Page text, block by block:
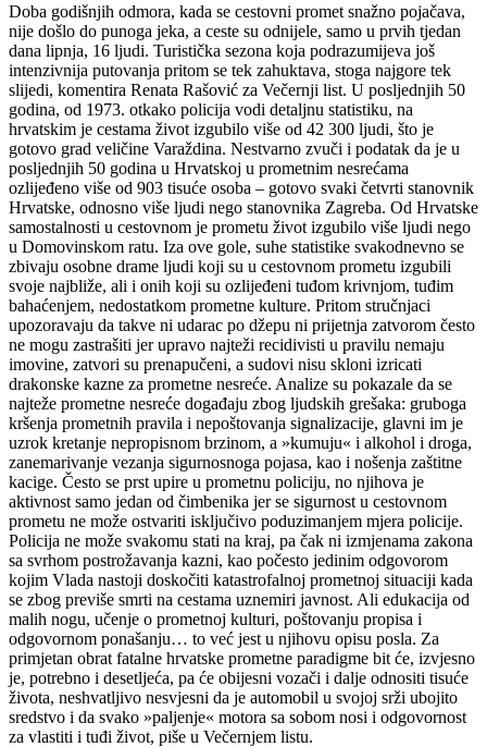
Doba godišnjih odmora, kada se cestovni promet snažno pojačava,
nije došlo do punoga jeka, a ceste su odnijele, samo u prvih tjedan
dana lipnja, 16 ljudi. Turistička sezona koja podrazumijeva još
intenzivnija putovanja pritom se tek zahuktava, stoga najgore tek
slijedi, komentira Renata Rašović za Večernji list. U posljednjih 50
godina, od 1973. otkako policija vodi detaljnu statistiku, na
hrvatskim je cestama život izgubilo više od 42 300 ljudi, što je
gotovo grad veličine Varaždina. Nestvarno zvuči i podatak da je u
posljednjih 50 godina u Hrvatskoj u prometnim nesrećama
ozlijeđeno više od 903 tisuće osoba – gotovo svaki četvrti stanovnik
Hrvatske, odnosno više ljudi nego stanovnika Zagreba. Od Hrvatske
samostalnosti u cestovnom je prometu život izgubilo više ljudi nego
u Domovinskom ratu. Iza ove gole, suhe statistike svakodnevno se
zbivaju osobne drame ljudi koji su u cestovnom prometu izgubili
svoje najbliže, ali i onih koji su ozlijeđeni tuđom krivnjom, tuđim
bahaćenjem, nedostatkom prometne kulture. Pritom stručnjaci
upozoravaju da takve ni udarac po džepu ni prijetnja zatvorom često
ne mogu zastrašiti jer upravo najteži recidivisti u pravilu nemaju
imovine, zatvori su prenapučeni, a sudovi nisu skloni izricati
drakonske kazne za prometne nesreće. Analize su pokazale da se
najteže prometne nesreće događaju zbog ljudskih grešaka: gruboga
kršenja prometnih pravila i nepoštovanja signalizacije, glavni im je
uzrok kretanje nepropisnom brzinom, a »kumuju« i alkohol i droga,
zanemarivanje vezanja sigurnosnoga pojasa, kao i nošenja zaštitne
kacige. Često se prst upire u prometnu policiju, no njihova je
aktivnost samo jedan od čimbenika jer se sigurnost u cestovnom
prometu ne može ostvariti isključivo poduzimanjem mjera policije.
Policija ne može svakomu stati na kraj, pa čak ni izmjenama zakona
sa svrhom postrožavanja kazni, kao počesto jedinim odgovorom
kojim Vlada nastoji doskočiti katastrofalnoj prometnoj situaciji kada
se zbog previše smrti na cestama uznemiri javnost. Ali edukacija od
malih nogu, učenje o prometnoj kulturi, poštovanju propisa i
odgovornom ponašanju… to već jest u njihovu opisu posla. Za
primjetan obrat fatalne hrvatske prometne paradigme bit će, izvjesno
je, potrebno i desetljeća, pa će obijesni vozači i dalje odnositi tisuće
života, neshvatljivo nesvjesni da je automobil u svojoj srži ubojito
sredstvo i da svako »paljenje« motora sa sobom nosi i odgovornost
za vlastiti i tuđi život, piše u Večernjem listu.